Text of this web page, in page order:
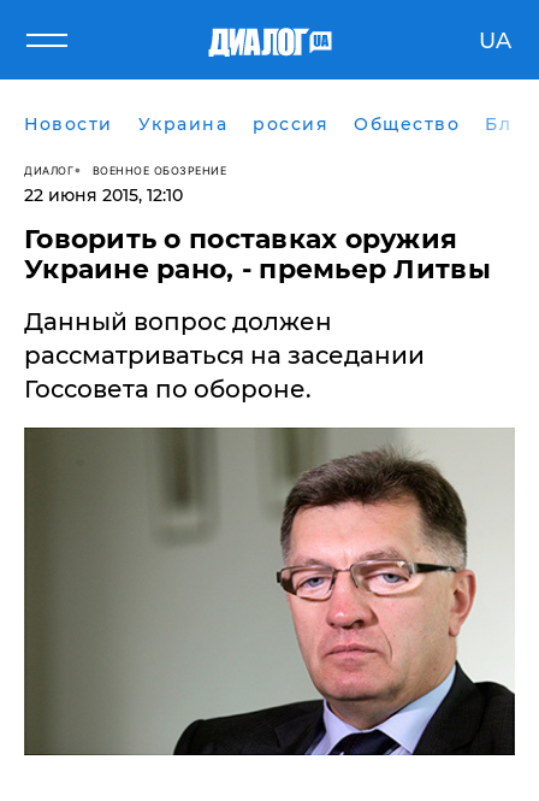
UA
Новости Украина россия Общество
ДИАЛОГ ВОЕННОЕ ОБОЗРЕНИЕ
22 июня 2015, 12:10
Говорить о поставках оружия
Украине рано, - премьер Литвы
Данный вопрос должен
рассматриваться на заседании
Госсовета по обороне.